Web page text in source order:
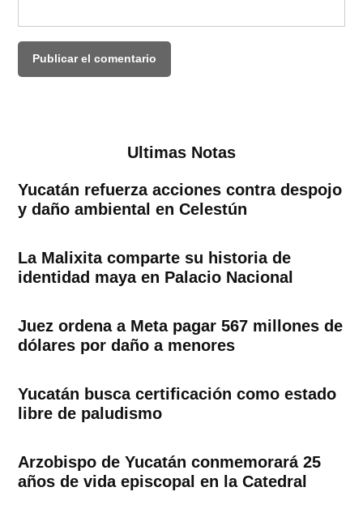
Ultimas Notas
Yucatán refuerza acciones contra despojo
y daño ambiental en Celestún
La Malixita comparte su historia de
identidad maya en Palacio Nacional
Juez ordena a Meta pagar 567 millones de
dólares por daño a menores
Yucatán busca certificación como estado
libre de paludismo
Arzobispo de Yucatán conmemorará 25
años de vida episcopal en la Catedral